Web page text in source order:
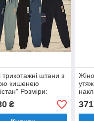
трикотажні штани з
кишенею
Розміри:
(35150)
₴